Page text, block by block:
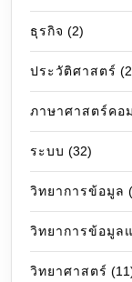
ธุรกิจ (2)
ประวัติศาสตร์
ภาษาศาสตร์คอ
ระบบ (32)
วิทยาการข้อมูล
วิทยาการข้อมูล
วิทยาศาสตร์